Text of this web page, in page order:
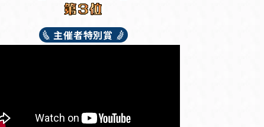
主催者特別賞